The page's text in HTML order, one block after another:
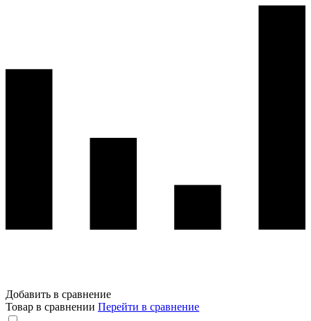
Добавить в сравнение
Товар в сравнении Перейти в сравнение